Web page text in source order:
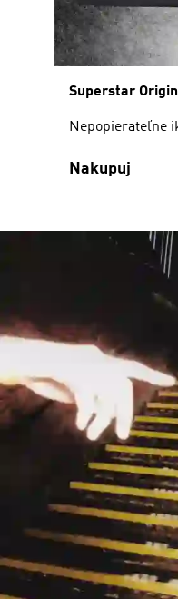
Superstar
Nepopierateľne
Nakupuj